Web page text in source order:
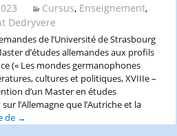
Pädagogische
Hochschule
de
Fribourg
Allemand
distance
à
l’Université
de
Lorraine
(rentrée
Cursus, Enseignement,
Dedryvere
de l’Université de Strasbourg
d’études allemandes aux profils
(« Les mondes germanophones
cultures et politiques, XVIIIe –
d’un Master en études
l’Allemagne que l’Autriche et la
de Annonce
→